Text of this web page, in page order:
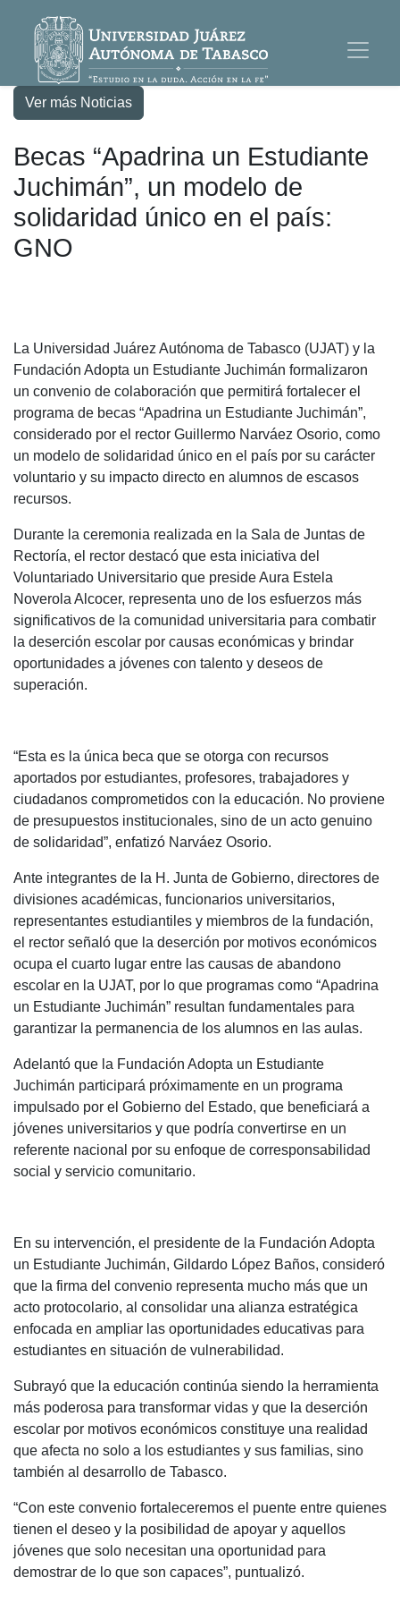
Ver más Noticias
Becas “Apadrina un Estudiante
Juchimán”, un modelo de
solidaridad único en el país:
GNO
La Universidad Juárez Autónoma de Tabasco (UJAT) y la
Fundación Adopta un Estudiante Juchimán formalizaron
un convenio de colaboración que permitirá fortalecer el
programa de becas “Apadrina un Estudiante Juchimán”,
considerado por el rector Guillermo Narváez Osorio, como
un modelo de solidaridad único en el país por su carácter
voluntario y su impacto directo en alumnos de escasos
recursos.
Durante la ceremonia realizada en la Sala de Juntas de
Rectoría, el rector destacó que esta iniciativa del
Voluntariado Universitario que preside Aura Estela
Noverola Alcocer, representa uno de los esfuerzos más
significativos de la comunidad universitaria para combatir
la deserción escolar por causas económicas y brindar
oportunidades a jóvenes con talento y deseos de
superación.
“Esta es la única beca que se otorga con recursos
aportados por estudiantes, profesores, trabajadores y
ciudadanos comprometidos con la educación. No proviene
de presupuestos institucionales, sino de un acto genuino
de solidaridad”, enfatizó Narváez Osorio.
Ante integrantes de la H. Junta de Gobierno, directores de
divisiones académicas, funcionarios universitarios,
representantes estudiantiles y miembros de la fundación,
el rector señaló que la deserción por motivos económicos
ocupa el cuarto lugar entre las causas de abandono
escolar en la UJAT, por lo que programas como “Apadrina
un Estudiante Juchimán” resultan fundamentales para
garantizar la permanencia de los alumnos en las aulas.
Adelantó que la Fundación Adopta un Estudiante
Juchimán participará próximamente en un programa
impulsado por el Gobierno del Estado, que beneficiará a
jóvenes universitarios y que podría convertirse en un
referente nacional por su enfoque de corresponsabilidad
social y servicio comunitario.
En su intervención, el presidente de la Fundación Adopta
un Estudiante Juchimán, Gildardo López Baños, consideró
que la firma del convenio representa mucho más que un
acto protocolario, al consolidar una alianza estratégica
enfocada en ampliar las oportunidades educativas para
estudiantes en situación de vulnerabilidad.
Subrayó que la educación continúa siendo la herramienta
más poderosa para transformar vidas y que la deserción
escolar por motivos económicos constituye una realidad
que afecta no solo a los estudiantes y sus familias, sino
también al desarrollo de Tabasco.
“Con este convenio fortaleceremos el puente entre quienes
tienen el deseo y la posibilidad de apoyar y aquellos
jóvenes que solo necesitan una oportunidad para
demostrar de lo que son capaces”, puntualizó.